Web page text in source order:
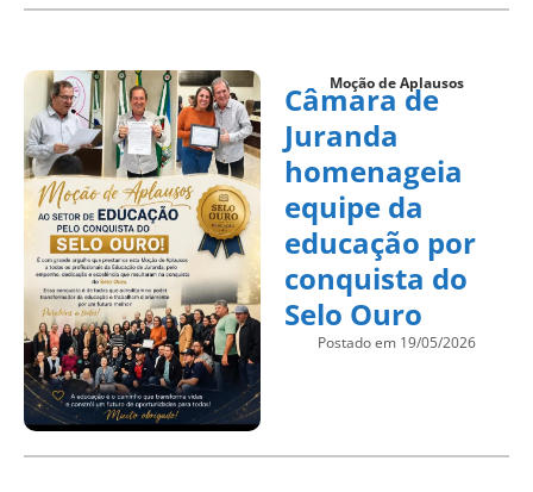
Moção de Aplausos
Câmara de
Juranda
homenageia
equipe da
educação por
conquista do
Selo Ouro
Postado em 19/05/2026